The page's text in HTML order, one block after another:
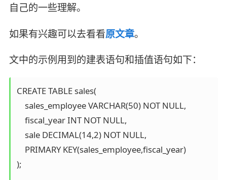
自己的一些理解。
如果有兴趣可以去看看原文章。
文中的示例用到的建表语句和插值语句如下：
CREATE TABLE sales(
    sales_employee VARCHAR(50) NOT NULL,
    fiscal_year INT NOT NULL,
    sale DECIMAL(14,2) NOT NULL,
    PRIMARY KEY(sales_employee,fiscal_year)
);